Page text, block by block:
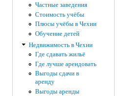
Частные заведения
Стоимость учёбы
Плюсы учёбы в Чехии
Обучение детей
Недвижимость в Чехии
Где сдавать жильё
Где лучше арендовать
Выгоды сдачи в
аренду
Выгоды аренды